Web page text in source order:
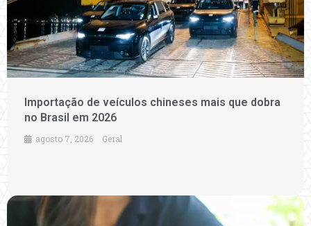
Importação de veículos chineses mais que dobra
no Brasil em 2026
agosto 7, 2026 Geral